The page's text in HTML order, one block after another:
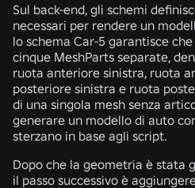
Sul back-end, gli schemi
necessari per rendere un
lo schema Car-5 garantisce
cinque MeshParts separate,
ruota anteriore sinistra, ruota
posteriore sinistra e ruota
di una singola mesh senza
generare un modello di auto
sterzano in base agli script.
Dopo che la geometria è stata
il passo successivo è